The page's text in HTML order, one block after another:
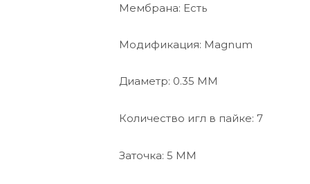
Мембрана: Есть
Модификация: Magnum
Диаметр: 0.35 ММ
Количество игл в пайке: 7
Заточка: 5 ММ